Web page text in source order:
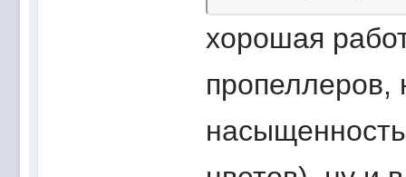
хорошая
пропеллеров,